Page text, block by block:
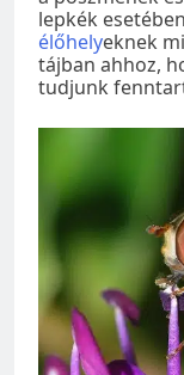
lepkék
élőhelyeknek
tájban ahhoz,
tudjunk